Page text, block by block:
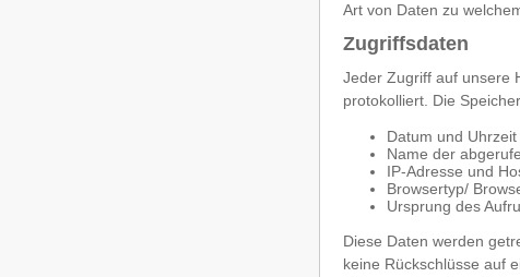
Art von Daten zu
Zugriffsdaten
Jeder Zugriff auf unsere
protokolliert. Die
Datum und
Name der
IP-Adresse und
Browsertyp/
Ursprung des
Diese Daten werden
keine Rückschlüsse auf